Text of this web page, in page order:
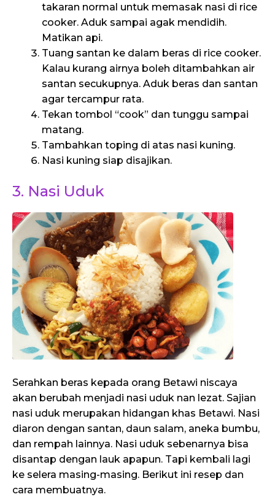
takaran normal untuk memasak nasi di rice
cooker. Aduk sampai agak mendidih.
Matikan api.
Tuang santan ke dalam beras di rice cooker.
Kalau kurang airnya boleh ditambahkan air
santan secukupnya. Aduk beras dan santan
agar tercampur rata.
Tekan tombol “cook” dan tunggu sampai
matang.
Tambahkan toping di atas nasi kuning.
Nasi kuning siap disajikan.
3. Nasi Uduk
Serahkan beras kepada orang Betawi niscaya
akan berubah menjadi nasi uduk nan lezat. Sajian
nasi uduk merupakan hidangan khas Betawi. Nasi
diaron dengan santan, daun salam, aneka bumbu,
dan rempah lainnya. Nasi uduk sebenarnya bisa
disantap dengan lauk apapun. Tapi kembali lagi
ke selera masing-masing. Berikut ini resep dan
cara membuatnya.